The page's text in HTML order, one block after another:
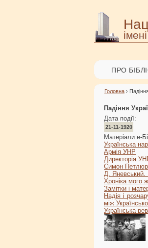
ПРО
Головна ›
Падіння
Дата події:
21-11-1920
Матеріали е-
Українська
Армія УНР
Директорія
Симон
Д. Яневський.
Хроніка мого
Замітки і
Надія і
між
Українська